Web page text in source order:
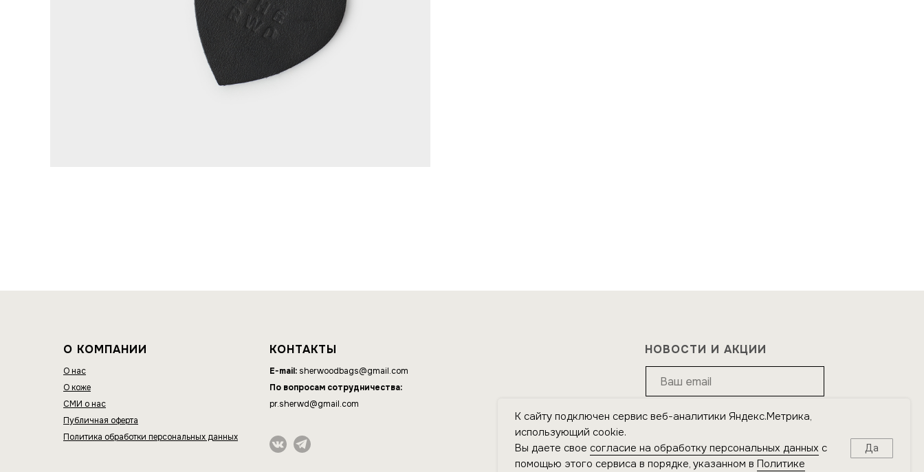
КОНТАКТЫ
E-mail: sherwoodbags@gmail.com
По вопросам сотрудничества:
pr.sherwd@gmail.com
Подписаться
Я подтверждаю ознакомление сПолитикой
обработки персональных данных и даю согласие на
НОВОСТИ И АКЦИИ
О КОМПАНИИ
О нас
О коже
СМИ о нас
Публичная оферта
Политика обработки персональных данных
К сайту подключен сервис веб-аналитики Яндекс.Метрика,
использующий cookie.
Вы даете свое согласие на обработку персональных данных с
помощью этого сервиса в порядке, указанном в Политике
Да